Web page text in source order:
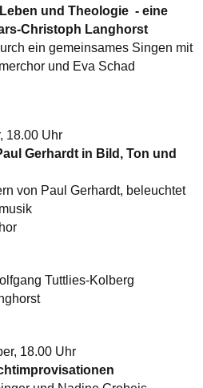
und Theologie - eine
Christoph Langhorst
ein gemeinsames Singen mit
und Eva Schad
18.00 Uhr
Gerhardt in Bild, Ton und
von Paul Gerhardt, beleuchtet
Tuttlies-Kolberg
18.00 Uhr